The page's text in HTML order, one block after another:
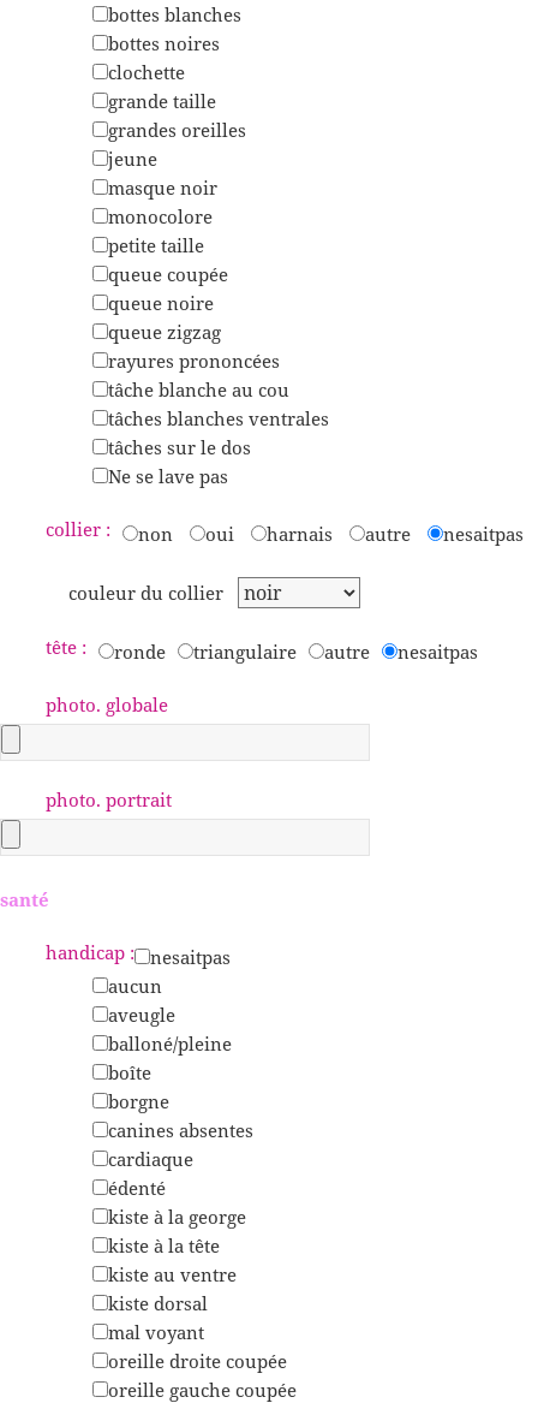
bottes blanches
bottes noires
clochette
grande taille
grandes oreilles
jeune
masque noir
monocolore
petite taille
queue coupée
queue noire
queue zigzag
rayures prononcées
tâche blanche au cou
tâches blanches ventrales
tâches sur le dos
Ne se lave pas
collier : non oui harnais autre nesaitpas
couleur du collier
tête : ronde triangulaire autre nesaitpas
photo. globale
photo. portrait
santé
handicap :
nesaitpas
aucun
aveugle
balloné/pleine
boîte
borgne
canines absentes
cardiaque
édenté
kiste à la george
kiste à la tête
kiste au ventre
kiste dorsal
mal voyant
oreille droite coupée
oreille gauche coupée